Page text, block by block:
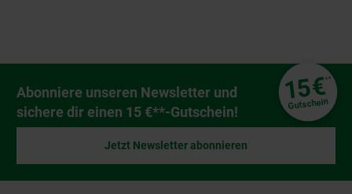
Newsletter Anmeldung
Abonniere unseren Newsletter und
sichere dir einen 15 €**-Gutschein!
15€**
Gutschein
Jetzt Newsletter abonnieren